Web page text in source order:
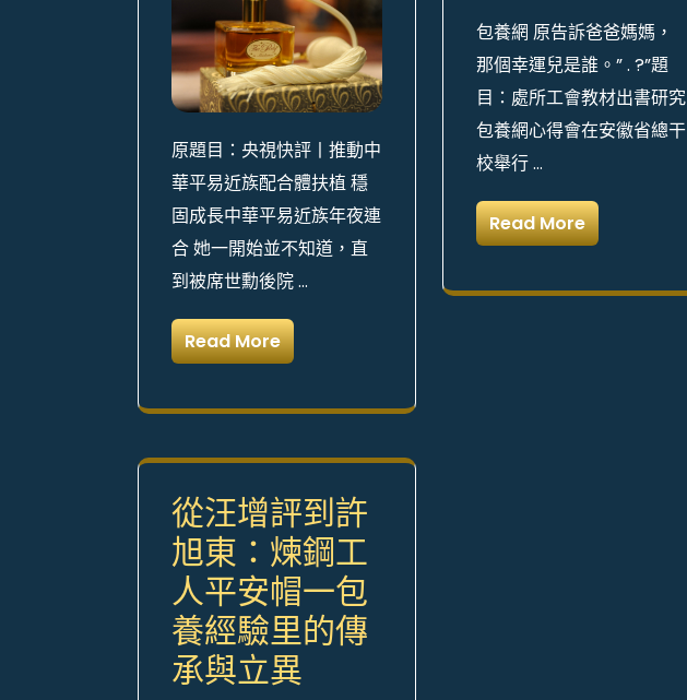
原題目：央視快評丨推動中
華平易近族配合體扶植 穩
固成長中華平易近族年夜連
合 她一開始並不知道，直
到被席世勳後院 …
Read More
包養網 原告訴爸爸媽媽，
那個幸運兒是誰。” . ?”題
目：處所工會教材出書研究
包養網心得會在安徽省總干
校舉行 …
Read More
從汪增評到許
旭東：煉鋼工
人平安帽一包
養經驗里的傳
承與立異